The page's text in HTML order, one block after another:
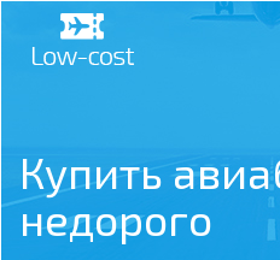
Купить
недорого